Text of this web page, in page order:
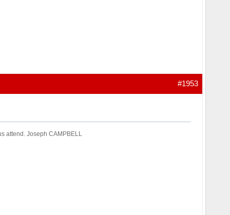
#1953
attend. Joseph CAMPBELL